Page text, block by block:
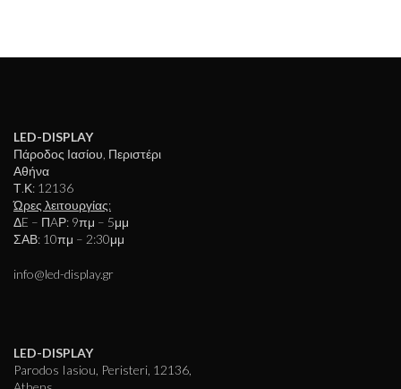
LED-DISPLAY
Πάροδος Ιασίου, Περιστέρι
Αθήνα
Τ.Κ: 12136
Ώρες λειτουργίας:
ΔE – ΠAΡ: 9πμ – 5μμ
ΣΑΒ: 10πμ – 2:30μμ
info@led-display.gr
LED-DISPLAY
Parodos Iasiou, Peristeri, 12136,